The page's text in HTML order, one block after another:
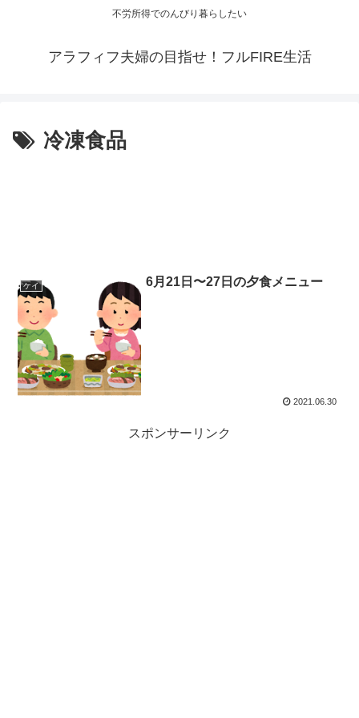
不労所得でのんびり暮らしたい
アラフィフ夫婦の目指せ！フルFIRE生活
冷凍食品
ケイ 6月21日〜27日の夕食メニュー
2021.06.30
スポンサーリンク